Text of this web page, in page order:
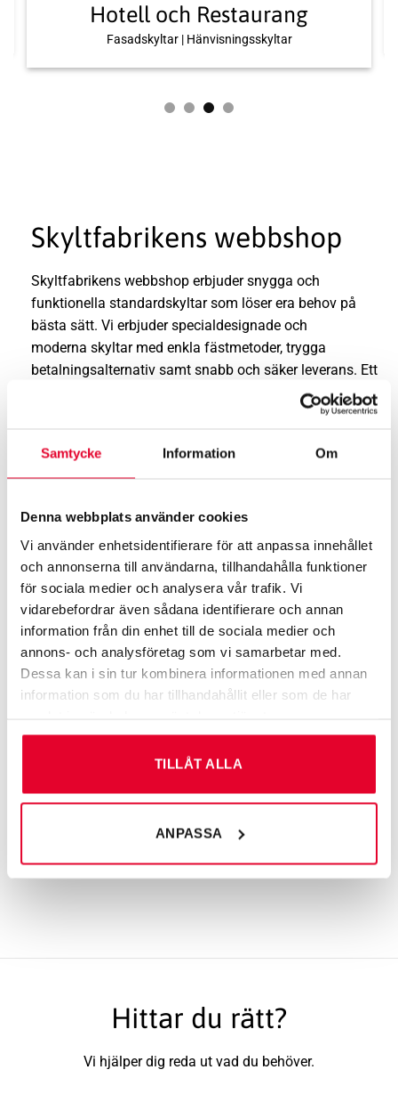
Samtycke Information Om
Denna webbplats använder cookies
Vi använder enhetsidentifierare för att anpassa innehållet
och annonserna till användarna, tillhandahålla funktioner
för sociala medier och analysera vår trafik. Vi
vidarebefordrar även sådana identifierare och annan
information från din enhet till de sociala medier och
annons- och analysföretag som vi samarbetar med.
Dessa kan i sin tur kombinera informationen med annan
information som du har tillhandahållit eller som de har
TILLÅT ALLA
ANPASSA
Hotell och Restaurang
Fasadskyltar | Hänvisningsskyltar
Skyltfabrikens webbshop
Skyltfabrikens webbshop erbjuder snygga och
funktionella standardskyltar som löser era behov på
bästa sätt. Vi erbjuder specialdesignade och
moderna skyltar med enkla fästmetoder, trygga
betalningsalternativ samt snabb och säker leverans. Ett
sammanhållet och stilrent uttryck gör det lätt
att kombinera skyltar från olika kategorier och samtidigt
Partille utanför Göteborg med omsorg om detaljer och
finish,kontakta oss
Välkommen att botanisera bland våra skyltar!
TA MIG TILL WEBBSHOPEN
Hittar du rätt?
Vi hjälper dig reda ut vad du behöver.